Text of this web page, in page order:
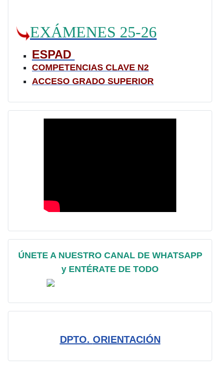
EXÁMENES 25-26
ESPAD
COMPETENCIAS CLAVE N2
ACCESO GRADO SUPERIOR
ÚNETE A NUESTRO CANAL DE WHATSAPP
y ENTÉRATE DE TODO
DPTO. ORIENTACIÓN